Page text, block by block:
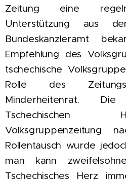
Zeitung eine
Unterstützung aus
Bundeskanzleramt
Empfehlung des
tschechische
Rolle des
Minderheitenrat.
Volksgruppenzeitung
Rollentausch wurde
man kann
Tschechisches Herz